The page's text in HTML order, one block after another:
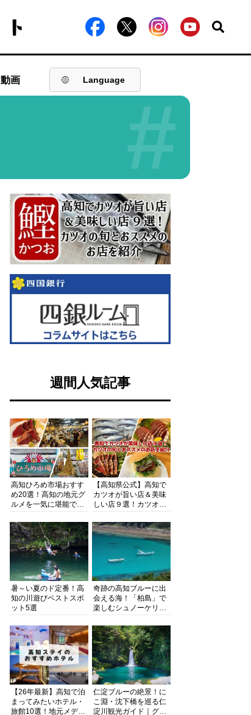
動画 Language
#
週間人気記事
高知ひろめ市場おすす
め20選！高知の地元グ
ルメを一気に堪能でき
底解剖
【高知県公式】高知で
カツオが旨い店＆美味
しい店９選！カツオの
紹介
暑～い夏のド定番！高
知の川遊びベストスポ
ット5選
奇跡の高知ブルーに出
会える海！「柏島」で
楽しむシュノーケリン
浴にキャンプまで透明
度抜群の海の楽園を徹
底紹介
【26年最新】高知で泊
まってみたいホテル・
旅館10選！地元メディ
仁淀ブルーの絶景！に
こ淵・沈下橋を巡る仁
淀川観光ガイド｜グル